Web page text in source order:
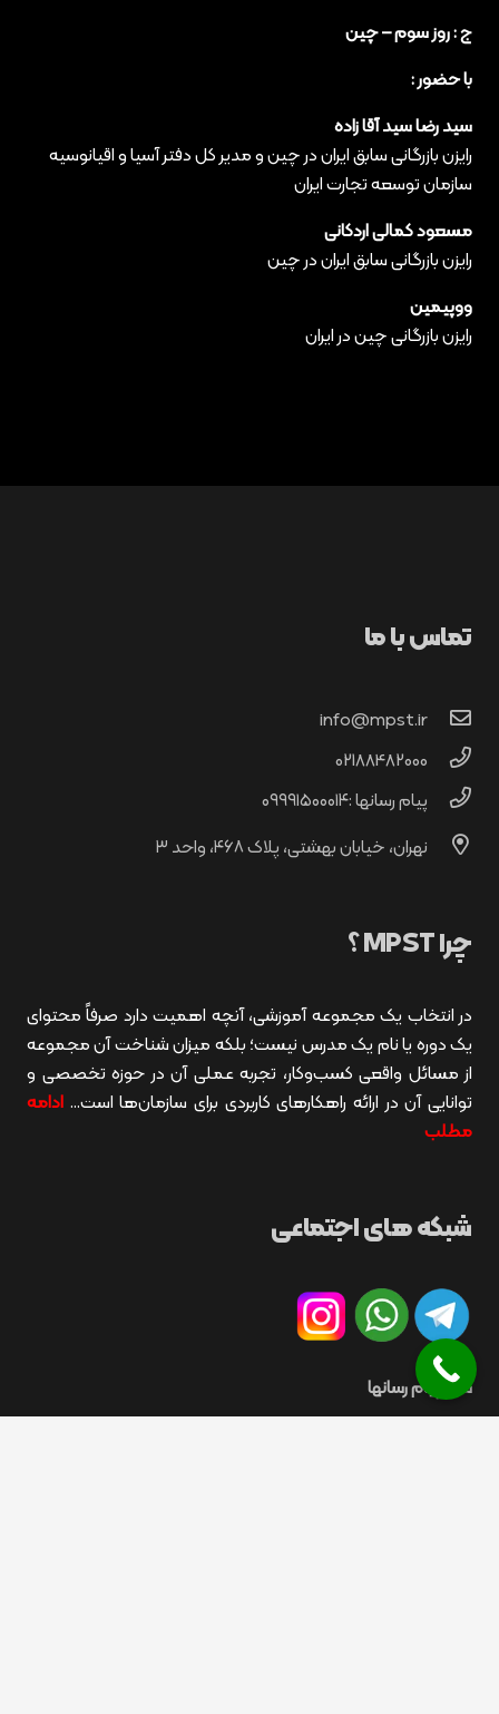
ج : روز سوم – چین
با حضور :
سید رضا سید آقا زاده
رایزن بازرگانی سابق ایران در چین و مدیر کل دفتر آسیا و اقیانوسیه
سازمان توسعه تجارت ایران
مسعود کمالی اردکانی
رایزن بازرگانی سابق ایران در چین
ووپیمین
رایزن بازرگانی چین در ایران
تماس با ما
info@mpst.ir
02188482000
پیام رسانها :۰۹۹۹۱۵۰۰۰۱۴
نهران، خیابان بهشتی، پلاک ۴۶۸، واحد ۳
چرا MPST ؟
در انتخاب یک مجموعه آموزشی، آنچه اهمیت دارد صرفاً محتوای
یک دوره یا نام یک مدرس نیست؛ بلکه میزان شناخت آن مجموعه
از مسائل واقعی کسب‌وکار، تجربه عملی آن در حوزه تخصصی و
توانایی آن در ارائه راهکارهای کاربردی برای سازمان‌ها است… ادامه
مطلب
شبکه های اجتماعی
سایر پیام رسانها